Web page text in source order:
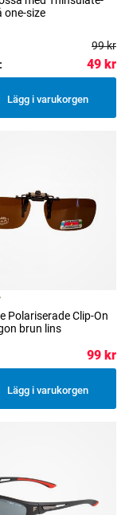
one-size
99 kr
49 kr
Lägg i varukorgen
Polariserade Clip-On
brun lins
99 kr
Lägg i varukorgen